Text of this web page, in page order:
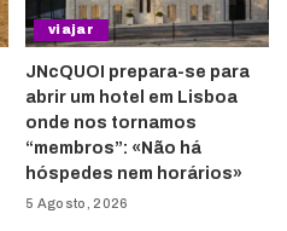
viajar
JNcQUOI prepara-se para
abrir um hotel em Lisboa
onde nos tornamos
“membros”: «Não há
hóspedes nem horários»
5 Agosto, 2026